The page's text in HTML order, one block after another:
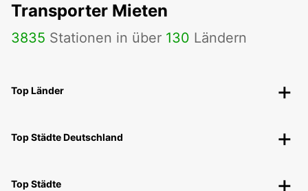
Transporter Mieten
3835 Stationen in über 130 Ländern
Top Länder
Top Städte Deutschland
Top Städte